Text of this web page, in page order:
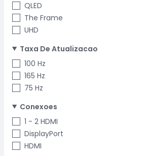
QLED
The Frame
UHD
Taxa De Atualizacao
100 Hz
165 Hz
75 Hz
Conexoes
1 - 2 HDMI
DisplayPort
HDMI